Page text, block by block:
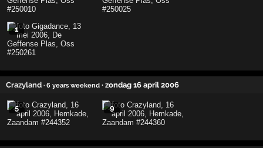
1
Crazyland · 6 years weekend · zondag 16 april 2006
5 9